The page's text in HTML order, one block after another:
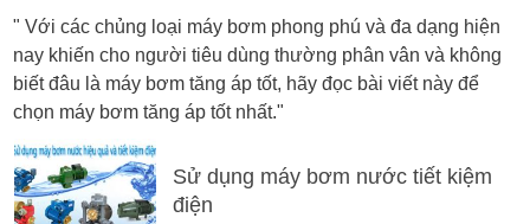
" Với các chủng loại máy bơm phong phú và đa dạng hiện
nay khiến cho người tiêu dùng thường phân vân và không
biết đâu là máy bơm tăng áp tốt, hãy đọc bài viết này để
chọn máy bơm tăng áp tốt nhất."
Sử dụng máy bơm nước tiết kiệm
điện